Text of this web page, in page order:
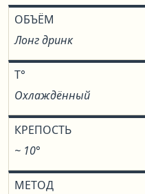
ОБЪЁМ
Лонг дринк
T°
Охлаждённый
КРЕПОСТЬ
~ 10°
МЕТОД